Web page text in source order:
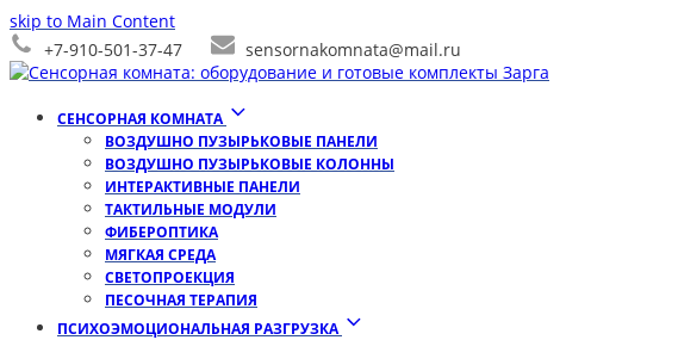
skip to Main Content
+7-910-501-37-47
sensornakomnata@mail.ru
СЕНСОРНАЯ КОМНАТА
ВОЗДУШНО ПУЗЫРЬКОВЫЕ ПАНЕЛИ
ВОЗДУШНО ПУЗЫРЬКОВЫЕ КОЛОННЫ
ИНТЕРАКТИВНЫЕ ПАНЕЛИ
ТАКТИЛЬНЫЕ МОДУЛИ
ФИБЕРОПТИКА
МЯГКАЯ СРЕДА
СВЕТОПРОЕКЦИЯ
ПЕСОЧНАЯ ТЕРАПИЯ
ПСИХОЭМОЦИОНАЛЬНАЯ РАЗГРУЗКА